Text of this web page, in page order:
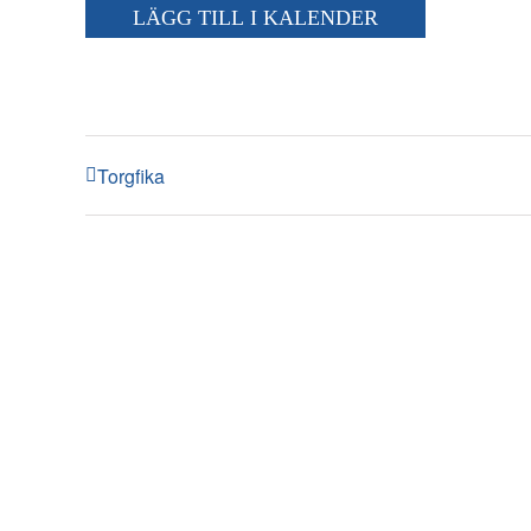
LÄGG TILL I KALENDER
Torgfika